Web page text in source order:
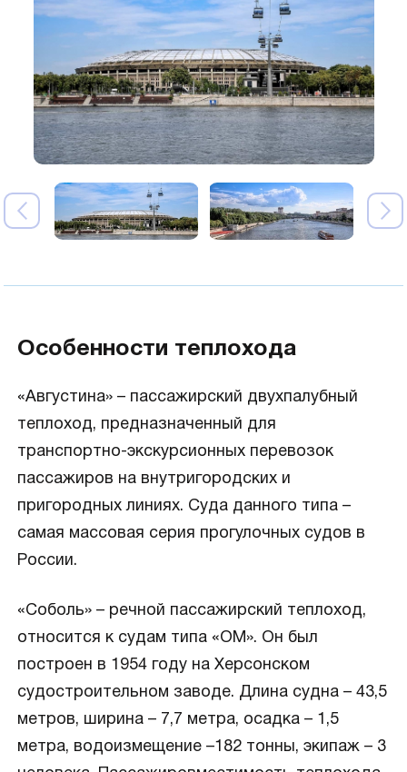
Особенности теплохода
«Августина» – пассажирский двухпалубный
теплоход, предназначенный для
транспортно-экскурсионных перевозок
пассажиров на внутригородских и
пригородных линиях. Суда данного типа –
самая массовая серия прогулочных судов в
России.
«Соболь» – речной пассажирский теплоход,
относится к судам типа «ОМ». Он был
построен в 1954 году на Херсонском
судостроительном заводе. Длина судна – 43,5
метров, ширина – 7,7 метра, осадка – 1,5
метра, водоизмещение –182 тонны, экипаж – 3